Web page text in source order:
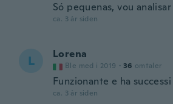
Só pequenas, vou
ca. 3 år siden
L Lorena
Ble med i 2019 · 36 omtaler
Funzionante e ha successi
ca. 3 år siden